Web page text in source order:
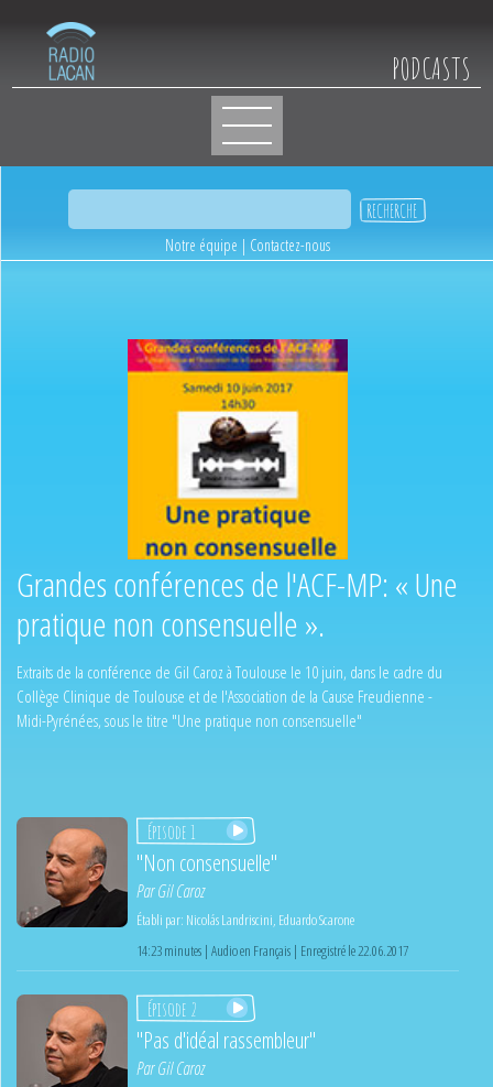
PODCASTS
Notre équipe | Contactez-nous
Grandes conférences de l'ACF-MP: « Une
pratique non consensuelle ».
Extraits de la conférence de Gil Caroz à Toulouse le 10 juin, dans le cadre du
Collège Clinique de Toulouse et de l'Association de la Cause Freudienne -
Midi-Pyrénées, sous le titre "Une pratique non consensuelle"
Épisode 1
"Non consensuelle"
ParGil Caroz
Établi par: Nicolás Landriscini Eduardo Scarone
14:23 minutes | Audio en Français | Enregistré le 22.06.2017
Épisode 2
"Pas d'idéal rassembleur"
ParGil Caroz